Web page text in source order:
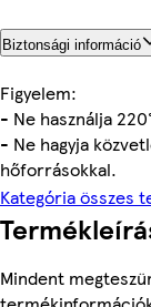
Biztonsági információ
Figyelem:
- Ne használja
- Ne hagyja
hőforrásokkal.
Kategória összes
Mindent